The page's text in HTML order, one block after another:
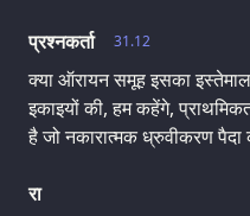
31.12
प्रश्नकर्ता
क्या ऑरायन समूह इसका
इकाइयों की, हम कहेंगे,
है जो नकारात्मक ध्रुवीकरण
रा